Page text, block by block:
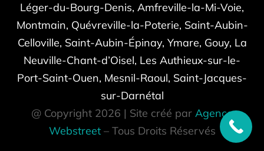
Léger-du-Bourg-Denis, Amfreville-la-Mi-Voie,
Montmain, Quévreville-la-Poterie, Saint-Aubin-
Celloville, Saint-Aubin-Épinay, Ymare, Gouy, La
Neuville-Chant-d’Oisel, Les Authieux-sur-le-
Port-Saint-Ouen, Mesnil-Raoul, Saint-Jacques-
sur-Darnétal
@ Copyright 2026 | Site créé par Agence
Webstreet– Tous Droits Réservés